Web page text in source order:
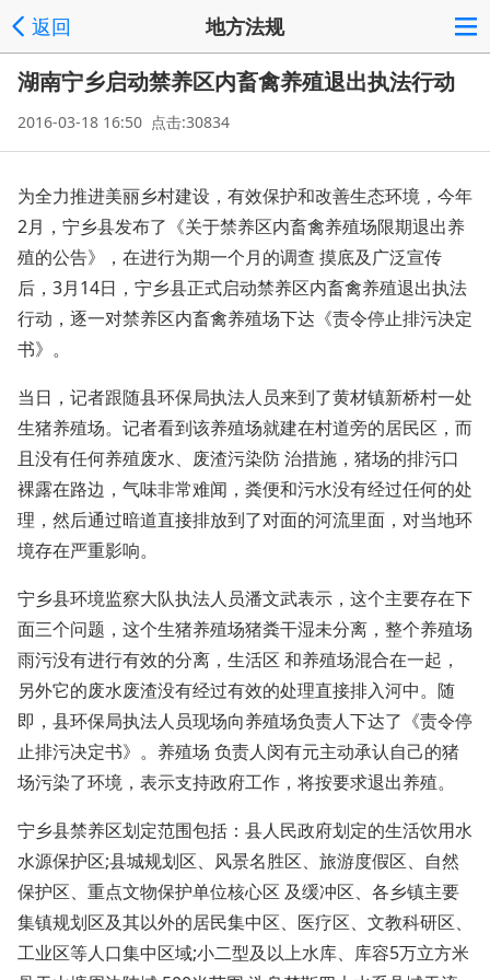
返回 地方法规
湖南宁乡启动禁养区内畜禽养殖退出执法行动
2016-03-18 16:50 点击:30834
为全力推进美丽乡村建设，有效保护和改善生态环境，今年
2月，宁乡县发布了《关于禁养区内畜禽养殖场限期退出养
殖的公告》，在进行为期一个月的调查 摸底及广泛宣传
后，3月14日，宁乡县正式启动禁养区内畜禽养殖退出执法
行动，逐一对禁养区内畜禽养殖场下达《责令停止排污决定
书》。
当日，记者跟随县环保局执法人员来到了黄材镇新桥村一处
生猪养殖场。记者看到该养殖场就建在村道旁的居民区，而
且没有任何养殖废水、废渣污染防 治措施，猪场的排污口
裸露在路边，气味非常难闻，粪便和污水没有经过任何的处
理，然后通过暗道直接排放到了对面的河流里面，对当地环
境存在严重影响。
宁乡县环境监察大队执法人员潘文武表示，这个主要存在下
面三个问题，这个生猪养殖场猪粪干湿未分离，整个养殖场
雨污没有进行有效的分离，生活区 和养殖场混合在一起，
另外它的废水废渣没有经过有效的处理直接排入河中。随
即，县环保局执法人员现场向养殖场负责人下达了《责令停
止排污决定书》。养殖场 负责人闵有元主动承认自己的猪
场污染了环境，表示支持政府工作，将按要求退出养殖。
宁乡县禁养区划定范围包括：县人民政府划定的生活饮用水
水源保护区;县城规划区、风景名胜区、旅游度假区、自然
保护区、重点文物保护单位核心区 及缓冲区、各乡镇主要
集镇规划区及其以外的居民集中区、医疗区、文教科研区、
工业区等人口集中区域;小二型及以上水库、库容5万立方米